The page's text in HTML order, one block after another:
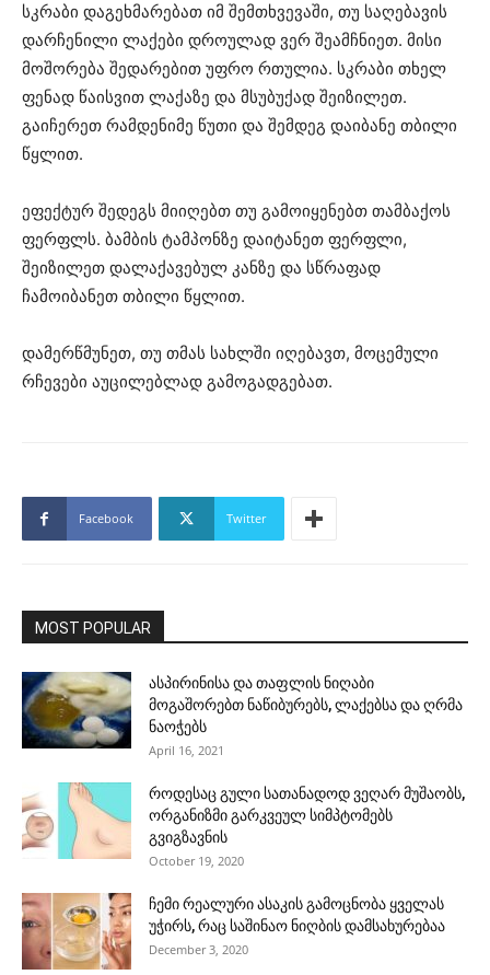
სკრაბი დაგეხმარებათ იმ შემთხვევაში, თუ საღებავის
დარჩენილი ლაქები დროულად ვერ შეამჩნიეთ. მისი
მოშორება შედარებით უფრო რთულია. სკრაბი თხელ
ფენად წაისვით ლაქაზე და მსუბუქად შეიზილეთ.
გაიჩერეთ რამდენიმე წუთი და შემდეგ დაიბანე თბილი
წყლით.
ეფექტურ შედეგს მიიღებთ თუ გამოიყენებთ თამბაქოს
ფერფლს. ბამბის ტამპონზე დაიტანეთ ფერფლი,
შეიზილეთ დალაქავებულ კანზე და სწრაფად
ჩამოიბანეთ თბილი წყლით.
დამერწმუნეთ, თუ თმას სახლში იღებავთ, მოცემული
რჩევები აუცილებლად გამოგადგებათ.
Facebook Twitter
MOST POPULAR
ასპირინისა და თაფლის ნიღაბი
მოგაშორებთ ნაწიბურებს, ლაქებსა და ღრმა
ნაოჭებს
April 16, 2021
როდესაც გული სათანადოდ ვეღარ მუშაობს,
ორგანიზმი გარკვეულ სიმპტომებს
გვიგზავნის
October 19, 2020
ჩემი რეალური ასაკის გამოცნობა ყველას
უჭირს, რაც საშინაო ნიღბის დამსახურებაა
December 3, 2020